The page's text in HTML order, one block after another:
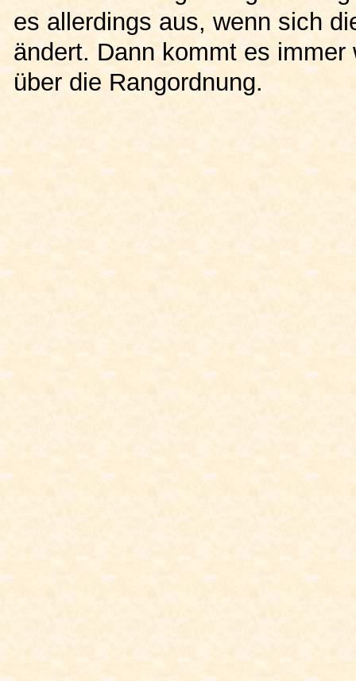
es allerdings aus, wenn sich
ändert. Dann kommt es
über die Rangordnung.